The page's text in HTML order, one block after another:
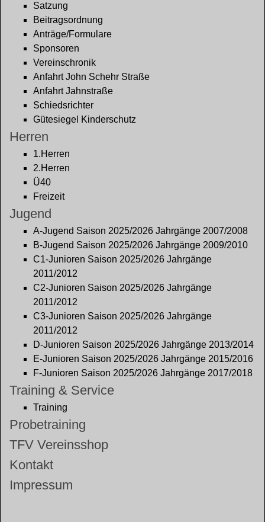
Satzung
Beitragsordnung
Anträge/Formulare
Sponsoren
Vereinschronik
Anfahrt John Schehr Straße
Anfahrt Jahnstraße
Schiedsrichter
Gütesiegel Kinderschutz
Herren
1.Herren
2.Herren
Ü40
Freizeit
Jugend
A-Jugend Saison 2025/2026 Jahrgänge 2007/2008
B-Jugend Saison 2025/2026 Jahrgänge 2009/2010
C1-Junioren Saison 2025/2026 Jahrgänge
2011/2012
C2-Junioren Saison 2025/2026 Jahrgänge
2011/2012
C3-Junioren Saison 2025/2026 Jahrgänge
2011/2012
D-Junioren Saison 2025/2026 Jahrgänge 2013/2014
E-Junioren Saison 2025/2026 Jahrgänge 2015/2016
F-Junioren Saison 2025/2026 Jahrgänge 2017/2018
Training & Service
Training
Probetraining
TFV Vereinsshop
Kontakt
Impressum